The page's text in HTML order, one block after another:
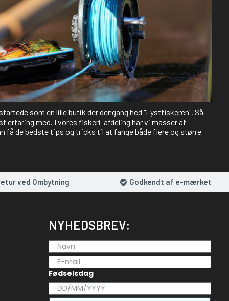
som en lille butik der dengang hed "Lystfiskeren". Så
erfaring med. I vores fiskeri-afdeling har vi masser af
få de bedste tips og tricks til at fange både flere og større
ved Ombytning Godkendt af e-mærket
NYHEDSBREV:
Fødselsdag